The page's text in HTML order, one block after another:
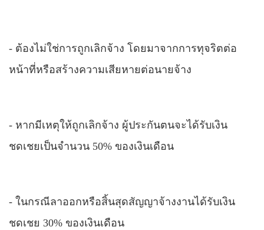
- ต้องไม่ใช่การถูกเลิกจ้าง โดยมาจากการทุจริตต่อ
หน้าที่หรือสร้างความเสียหายต่อนายจ้าง
- หากมีเหตุให้ถูกเลิกจ้าง ผู้ประกันตนจะได้รับเงิน
ชดเชยเป็นจำนวน 50% ของเงินเดือน
- ในกรณีลาออกหรือสิ้นสุดสัญญาจ้างงานได้รับเงิน
ชดเชย 30% ของเงินเดือน